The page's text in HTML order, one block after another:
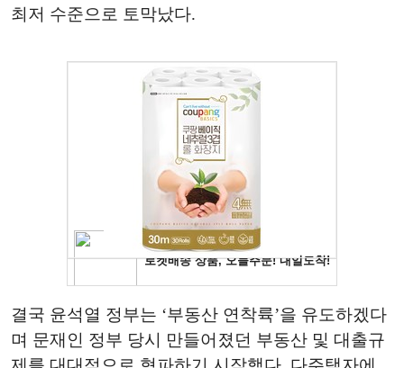
최저 수준으로 토막났다.
결국 윤석열 정부는 ‘부동산 연착륙’을 유도하겠다
며 문재인 정부 당시 만들어졌던 부동산 및 대출규